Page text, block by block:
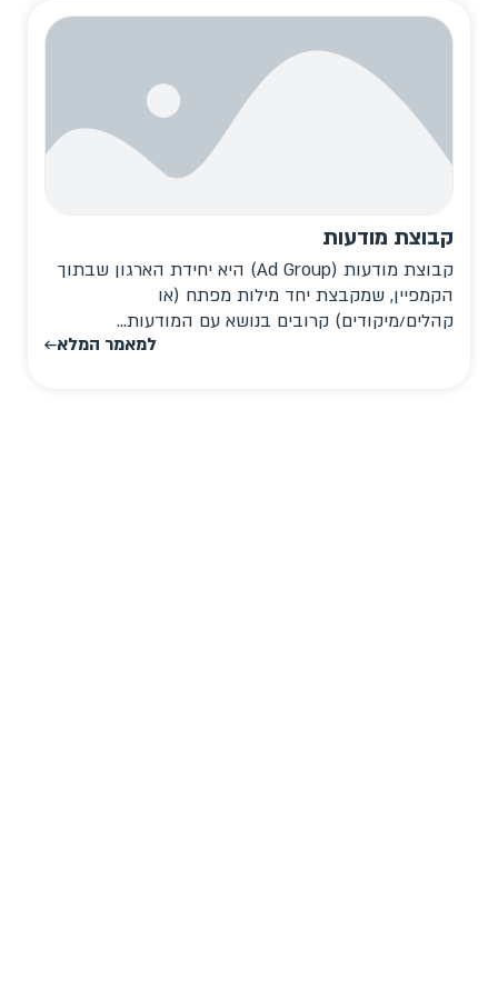
קבוצת מודעות
קבוצת מודעות (Ad Group) היא יחידת הארגון שבתוך
הקמפיין, שמקבצת יחד מילות מפתח (או
קהלים/מיקודים) קרובים בנושא עם המודעות...
למאמר המלא